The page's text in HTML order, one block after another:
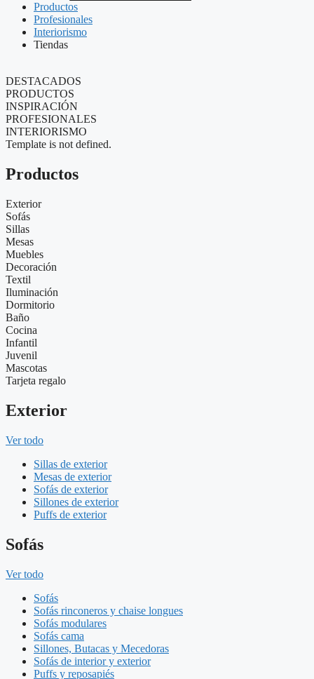
Productos
Profesionales
Interiorismo
Tiendas
DESTACADOS
PRODUCTOS
INSPIRACIÓN
PROFESIONALES
INTERIORISMO
Template is not defined.
Productos
Exterior
Sofás
Sillas
Mesas
Muebles
Decoración
Textil
Iluminación
Dormitorio
Baño
Cocina
Infantil
Juvenil
Mascotas
Tarjeta regalo
Exterior
Ver todo
Sillas de exterior
Mesas de exterior
Sofás de exterior
Sillones de exterior
Puffs de exterior
Sofás
Ver todo
Sofás
Sofás rinconeros y chaise longues
Sofás modulares
Sofás cama
Sillones, Butacas y Mecedoras
Sofás de interior y exterior
Puffs y reposapiés